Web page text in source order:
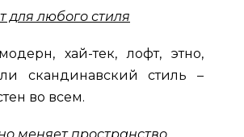
для любого стиля
хай-тек, лофт, этно,
скандинавский стиль –
во всем.